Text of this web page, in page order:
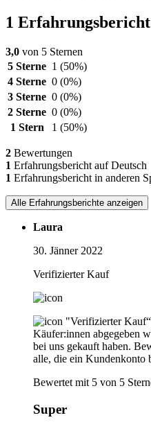
1
3,0 von 5 Sternen
5 Sterne 1 (50%)
4 Sterne 0 (0%)
3 Sterne 0 (0%)
2 Sterne 0 (0%)
1 Stern
1 (50%)
2 Bewertungen
1 Erfahrungsbericht auf Deutsch
1 Erfahrungsbericht in anderen
Alle Erfahrungsberichte anzeigen
Laura
30. Jänner 2022
Verifizierter Kauf
"Verifizierter
Käufer:innen abgegeben
bei uns gekauft haben.
alle, die ein Kundenkonto
Bewertet mit 5 von 5
Super